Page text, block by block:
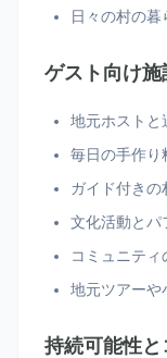
日々の村の暮
ゲスト向け
地元ホストと
毎日の手作り
ガイド付きの
文化活動とパ
コミュニティ
地元ツアーや
持続可能性